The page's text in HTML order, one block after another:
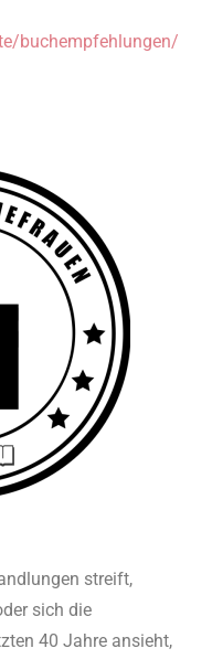
buchempfehlungen/
streift,
sich die
40 Jahre ansieht,